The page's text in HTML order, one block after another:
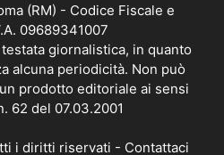
(RM) - Codice Fiscale e
09689341007
giornalistica, in quanto
alcuna periodicità. Non può
prodotto editoriale ai sensi
62 del 07.03.2001
i diritti riservati - Contattaci